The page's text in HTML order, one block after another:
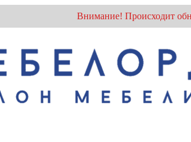
Внимание! Происходит